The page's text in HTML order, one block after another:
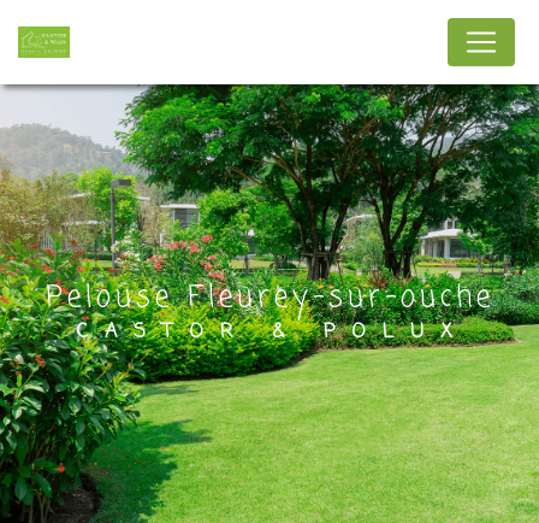
Pelouse Fleurey-sur-ouche
CASTOR & POLUX